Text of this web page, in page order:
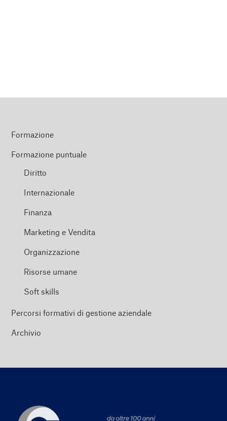
Formazione
Formazione puntuale
Diritto
Internazionale
Finanza
Marketing e Vendita
Organizzazione
Risorse umane
Soft skills
Percorsi formativi di gestione aziendale
Archivio